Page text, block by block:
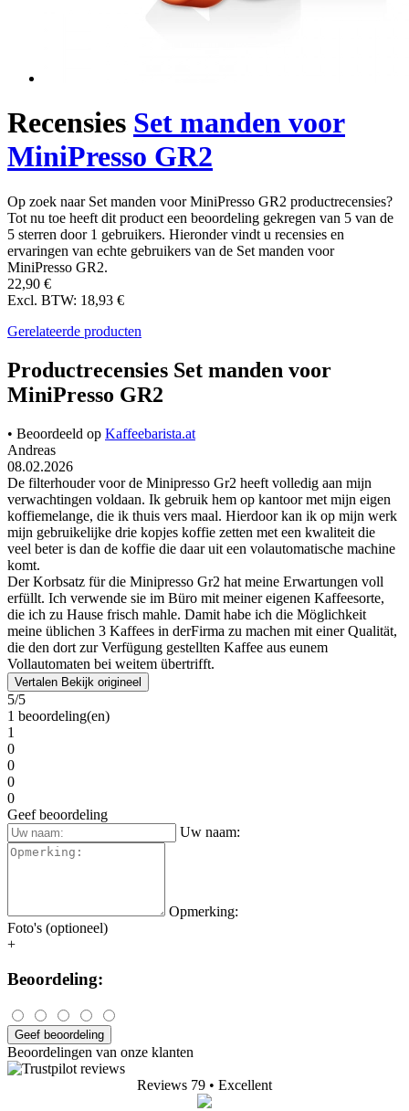
Recensies Set manden voor
MiniPresso GR2
Op zoek naar Set manden voor MiniPresso GR2 productrecensies?
Tot nu toe heeft dit product een beoordeling gekregen van 5 van de
5 sterren door 1 gebruikers. Hieronder vindt u recensies en
ervaringen van echte gebruikers van de Set manden voor
MiniPresso GR2.
22,90 €
Excl. BTW: 18,93 €
Gerelateerde producten
Productrecensies Set manden voor
MiniPresso GR2
• Beoordeeld op Kaffeebarista.at
Andreas
08.02.2026
De filterhouder voor de Minipresso Gr2 heeft volledig aan mijn
verwachtingen voldaan. Ik gebruik hem op kantoor met mijn eigen
koffiemelange, die ik thuis vers maal. Hierdoor kan ik op mijn werk
mijn gebruikelijke drie kopjes koffie zetten met een kwaliteit die
veel beter is dan de koffie die daar uit een volautomatische machine
komt.
Der Korbsatz für die Minipresso Gr2 hat meine Erwartungen voll
erfüllt. Ich verwende sie im Büro mit meiner eigenen Kaffeesorte,
die ich zu Hause frisch mahle. Damit habe ich die Möglichkeit
meine üblichen 3 Kaffees in derFirma zu machen mit einer Qualität,
die den dort zur Verfügung gestellten Kaffee aus eunem
Vollautomaten bei weitem übertrifft.
Vertalen Bekijk origineel
5/5
1 beoordeling(en)
1
0
0
0
0
Geef beoordeling
Uw naam:
Opmerking:
Foto's (optioneel)
+
Beoordeling:
Geef beoordeling
Beoordelingen van onze klanten
Reviews 79 • Excellent